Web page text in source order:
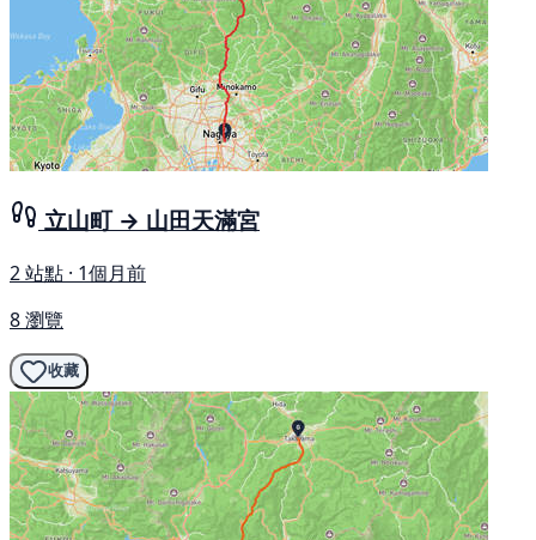
立山町 → 山田天滿宮
2 站點 · 1個月前
8 瀏覽
收藏